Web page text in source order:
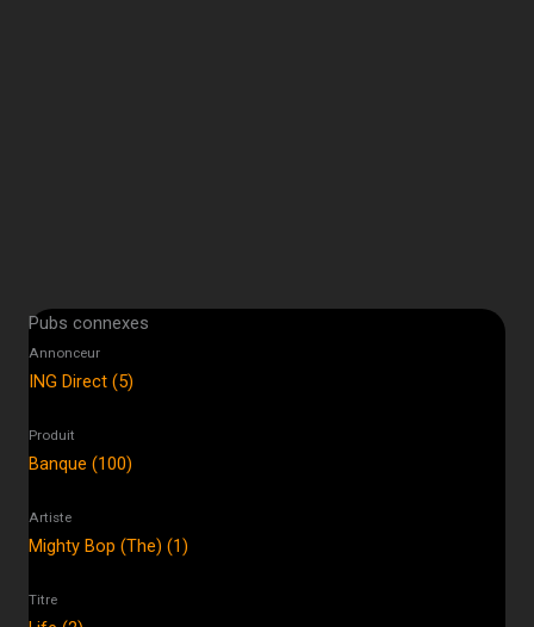
Pubs connexes
Annonceur
ING Direct (5)
Produit
Banque (100)
Artiste
Mighty Bop (The) (1)
Titre